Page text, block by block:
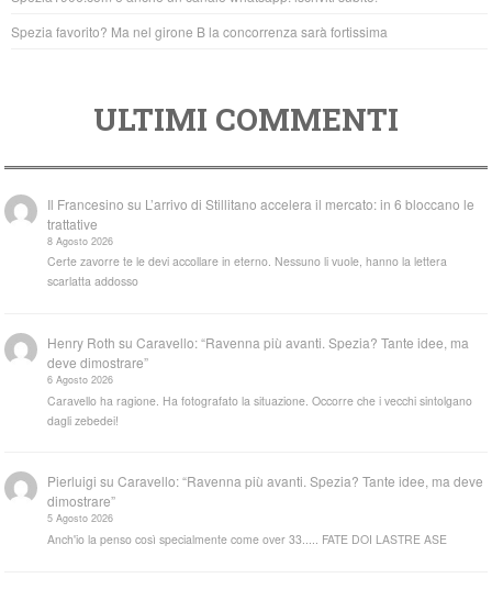
Spezia favorito? Ma nel girone B la concorrenza sarà fortissima
ULTIMI COMMENTI
Il Francesino su L’arrivo di Stillitano accelera il mercato: in 6 bloccano le
trattative
8 Agosto 2026
Certe zavorre te le devi accollare in eterno. Nessuno li vuole, hanno la lettera
scarlatta addosso
Henry Roth suCaravello: “Ravenna più avanti. Spezia? Tante idee, ma
deve dimostrare”
6 Agosto 2026
Caravello ha ragione. Ha fotografato la situazione. Occorre che i vecchi sintolgano
dagli zebedei!
Pierluigi suCaravello: “Ravenna più avanti. Spezia? Tante idee, ma deve
dimostrare”
5 Agosto 2026
Anch'io la penso così specialmente come over 33..... FATE DOI LASTRE ASE